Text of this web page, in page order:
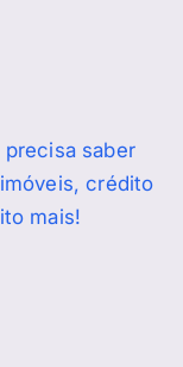
saber
crédito
mais!